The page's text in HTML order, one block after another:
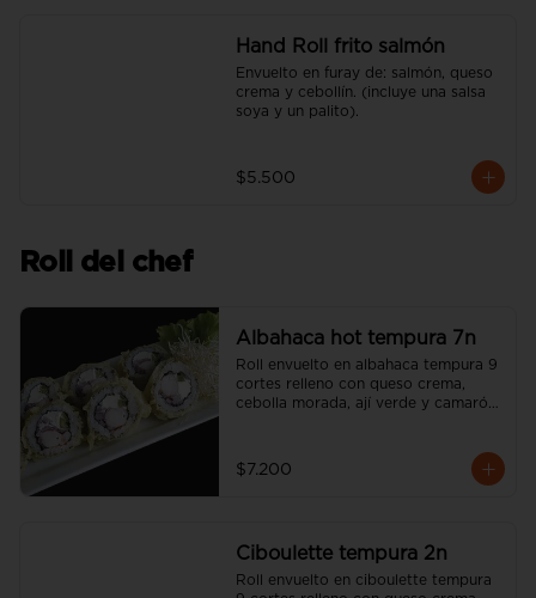
Hand Roll frito salmón
Envuelto en furay de: salmón, queso
crema y cebollín. (incluye una salsa
soya y un palito).
$5.500
Roll del chef
Albahaca hot tempura 7n
Roll envuelto en albahaca tempura 9
cortes relleno con queso crema,
cebolla morada, ají verde y camarón
$7.200
Ciboulette tempura 2n
Roll envuelto en ciboulette tempura